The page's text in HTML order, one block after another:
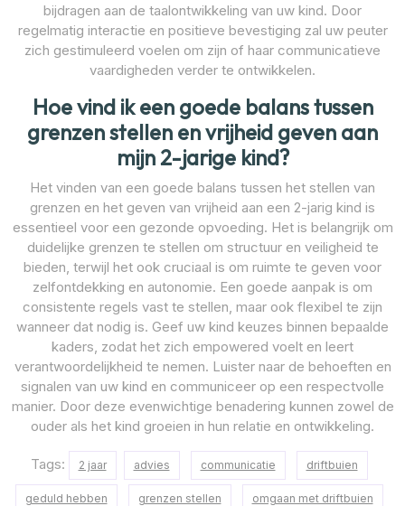
bijdragen aan de taalontwikkeling van uw kind. Door
regelmatig interactie en positieve bevestiging zal uw peuter
zich gestimuleerd voelen om zijn of haar communicatieve
vaardigheden verder te ontwikkelen.
Hoe vind ik een goede balans tussen
grenzen stellen en vrijheid geven aan
mijn 2-jarige kind?
Het vinden van een goede balans tussen het stellen van
grenzen en het geven van vrijheid aan een 2-jarig kind is
essentieel voor een gezonde opvoeding. Het is belangrijk om
duidelijke grenzen te stellen om structuur en veiligheid te
bieden, terwijl het ook cruciaal is om ruimte te geven voor
zelfontdekking en autonomie. Een goede aanpak is om
consistente regels vast te stellen, maar ook flexibel te zijn
wanneer dat nodig is. Geef uw kind keuzes binnen bepaalde
kaders, zodat het zich empowered voelt en leert
verantwoordelijkheid te nemen. Luister naar de behoeften en
signalen van uw kind en communiceer op een respectvolle
manier. Door deze evenwichtige benadering kunnen zowel de
ouder als het kind groeien in hun relatie en ontwikkeling.
Tags: 2 jaar advies communicatie driftbuien
geduld hebben grenzen stellen omgaan met driftbuien